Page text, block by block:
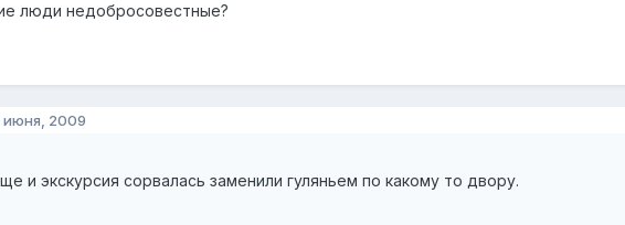
люди недобросовестные?
июня, 2009
и экскурсия сорвалась заменили гуляньем по какому то двору.